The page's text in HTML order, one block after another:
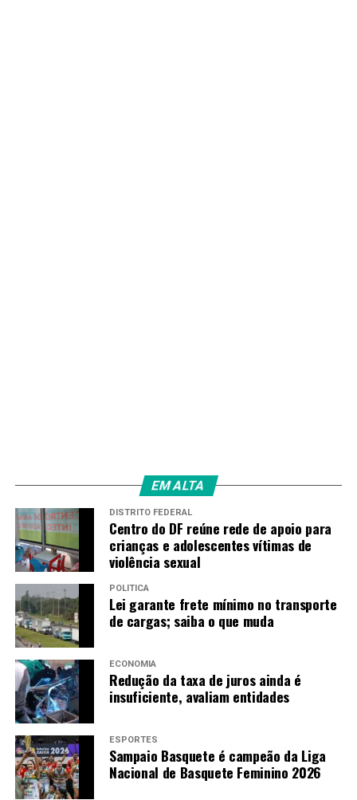
EM ALTA
DISTRITO FEDERAL
Centro do DF reúne rede de apoio para
crianças e adolescentes vítimas de
violência sexual
POLÍTICA
Lei garante frete mínimo no transporte
de cargas; saiba o que muda
ECONOMIA
Redução da taxa de juros ainda é
insuficiente, avaliam entidades
ESPORTES
Sampaio Basquete é campeão da Liga
Nacional de Basquete Feminino 2026